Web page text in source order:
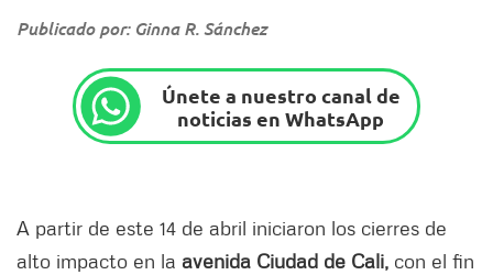
Publicado por: Ginna R. Sánchez
Únete a nuestro canal de
noticias en WhatsApp
A partir de este 14 de abril iniciaron los cierres de
alto impacto en la avenida Ciudad de Cali, con el fin